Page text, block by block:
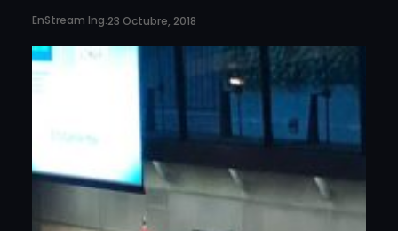
EnStream Ing.23 Octubre, 2018